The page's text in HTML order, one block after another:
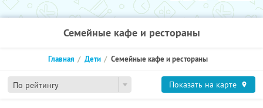
Семейные кафе и рестораны
По рейтингу
Главная Дети Семейные кафе и рестораны
Показать на карте